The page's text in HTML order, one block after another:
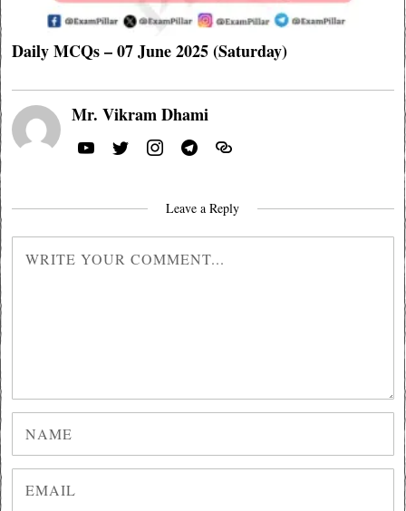
Daily MCQs – 07 June 2025 (Saturday)
Mr. Vikram Dhami
Leave a Reply